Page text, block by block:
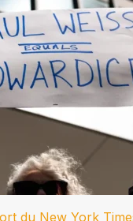
du New York